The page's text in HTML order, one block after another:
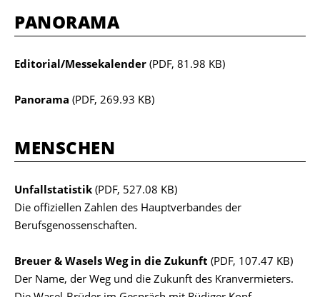
PANORAMA
Editorial/Messekalender (PDF, 81.98 KB)
Panorama (PDF, 269.93 KB)
MENSCHEN
Unfallstatistik (PDF, 527.08 KB)
Die offiziellen Zahlen des Hauptverbandes der
Berufsgenossenschaften.
Breuer & Wasels Weg in die Zukunft (PDF, 107.47 KB)
Der Name, der Weg und die Zukunft des Kranvermieters.